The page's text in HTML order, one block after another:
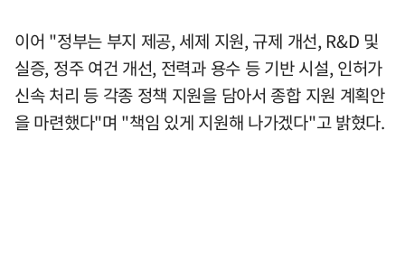
이어 "정부는 부지 제공, 세제 지원, 규제 개선, R&D 및
실증, 정주 여건 개선, 전력과 용수 등 기반 시설, 인허가
신속 처리 등 각종 정책 지원을 담아서 종합 지원 계획안
을 마련했다"며 "책임 있게 지원해 나가겠다"고 밝혔다.